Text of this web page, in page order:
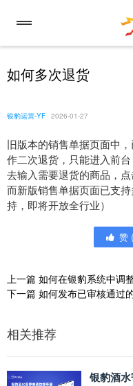
如何多次退货
银豹运营-YF 2026-01-27
旧版本的销售单据页面中
作二次退货，只能进入前
去输入需要退货的商品，
而新版销售单据页面已支
持，即将开放全行业）
赞 (
上一篇 如何在银豹系统中调
下一篇 如何发布已审核通过
相关推荐
银豹酒